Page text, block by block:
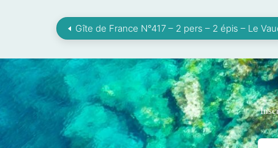
Gîte de France N°417 – 2 pers – 2 épis – Le